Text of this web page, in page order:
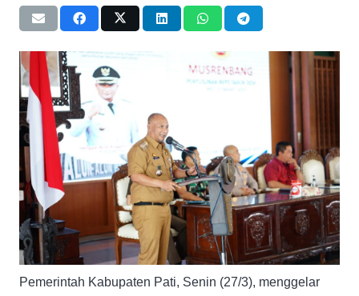
Pemerintah Kabupaten Pati, Senin (27/3), menggelar